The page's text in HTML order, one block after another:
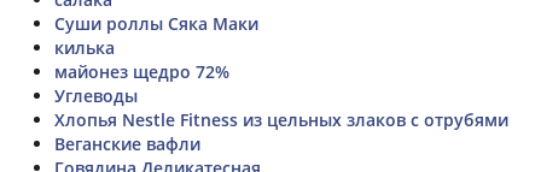
Суши роллы Сяка Маки
килька
майонез щедро 72%
Углеводы
Хлопья Nestle Fitness из цельных злаков с отрубями
Веганские вафли